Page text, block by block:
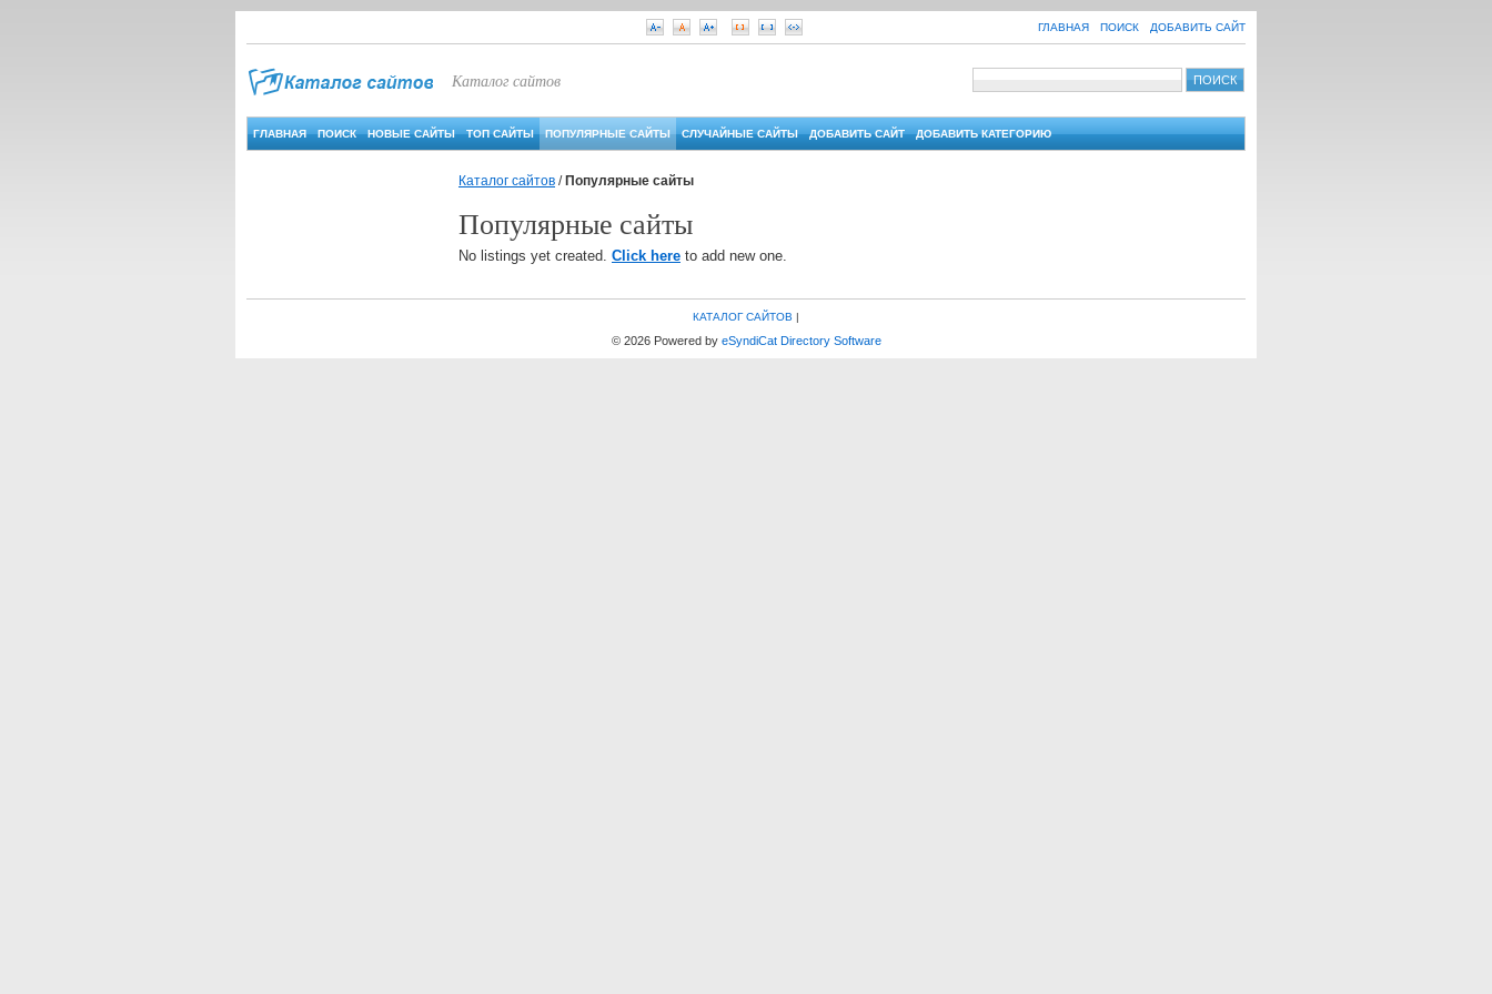
ГЛАВНАЯ ПОИСК ДОБАВИТЬ САЙТ
Каталог сайтов
ГЛАВНАЯ ПОИСК НОВЫЕ САЙТЫ ТОП САЙТЫ ПОПУЛЯРНЫЕ САЙТЫ СЛУЧАЙНЫЕ САЙТЫ ДОБАВИТЬ САЙТ ДОБАВИТЬ КАТЕГОРИЮ
Каталог сайтов / Популярные сайты
Популярные сайты
No listings yet created. Click here to add new one.
КАТАЛОГ САЙТОВ |
© 2026 Powered by eSyndiCat Directory Software